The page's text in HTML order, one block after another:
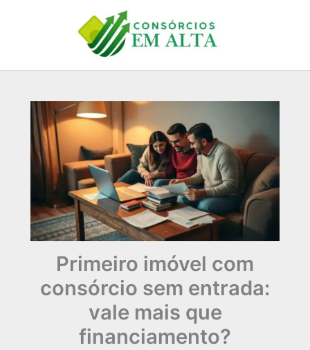
Primeiro imóvel com
consórcio sem entrada:
vale mais que
financiamento?